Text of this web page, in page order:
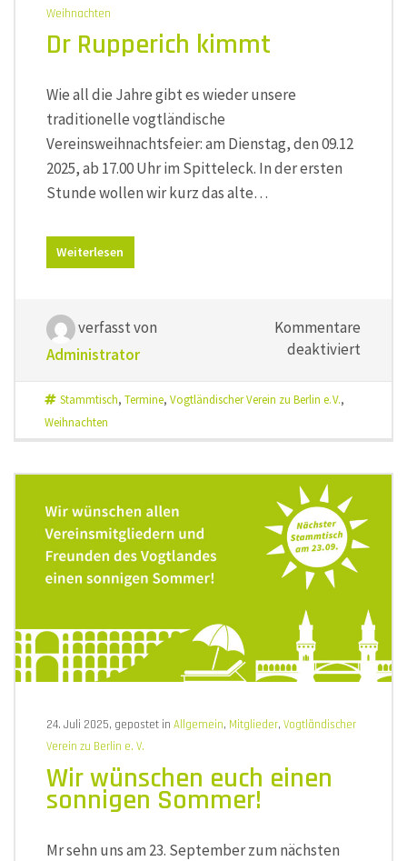
Weihnachten
Dr Rupperich kimmt
Wie all die Jahre gibt es wieder unsere
traditionelle vogtländische
Vereinsweihnachtsfeier: am Dienstag, den 09.12
2025, ab 17.00 Uhr im Spitteleck. In der ersten
Stunde wollen wir kurz das alte…
Weiterlesen
verfasst von
Administrator
Kommentare
deaktiviert
Stammtisch, Termine, Vogtländischer Verein zu Berlin e. V.,
Weihnachten
24. Juli 2025, gepostet in Allgemein, Mitglieder, Vogtländischer
Verein zu Berlin e. V.
Wir wünschen euch einen
sonnigen Sommer!
Mr sehn uns am 23. September zum nächsten